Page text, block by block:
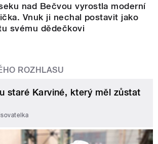
nad Bečvou vyrostla moderní
Vnuk ji nechal postavit jako
svému dědečkovi
ROZHLASU
staré Karviné, který měl zůstat